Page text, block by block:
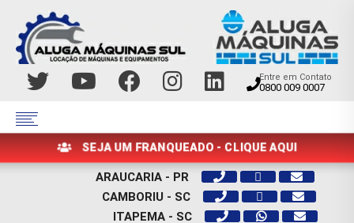
Entre em Contato
0800 009 0007
SEJA UM FRANQUEADO - CLIQUE AQUI
ARAUCARIA - PR
CAMBORIU - SC
ITAPEMA - SC